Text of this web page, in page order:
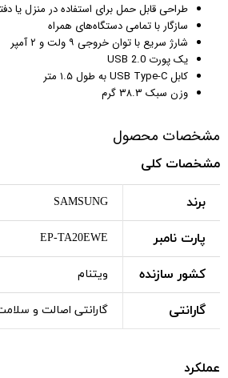
طراحی قابل حمل برای استفاده در منزل یا
سازگار با تمامی دستگاه‌های همراه
شارژ سریع با توان خروجی ۹ ولت و ۲ آمپر
یک پورت USB 2.0
کابل USB Type-C به طول ۱.۵ متر
وزن سبک ۳۸.۳ گرم
مشخصات محصول
مشخصات کلی
برند SAMSUNG
پارت نامبر EP-TA20EWE
کشور سازنده ویتنام
گارانتی گارانتی اصالت و
عملکرد